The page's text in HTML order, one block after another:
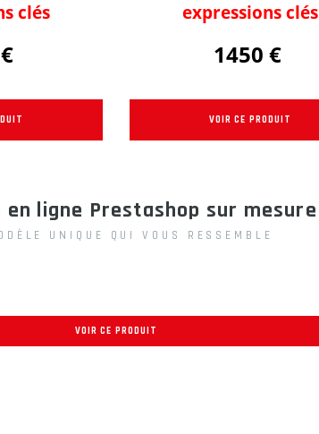
clés
expressions clés
1450 €
VOIR CE PRODUIT
en ligne Prestashop sur mesure
UNIQUE QUI VOUS RESSEMBLE
VOIR CE PRODUIT